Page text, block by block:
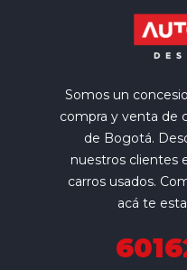
Somos un
compra y venta de
de Bogotá.
nuestros clientes
carros usados.
acá te